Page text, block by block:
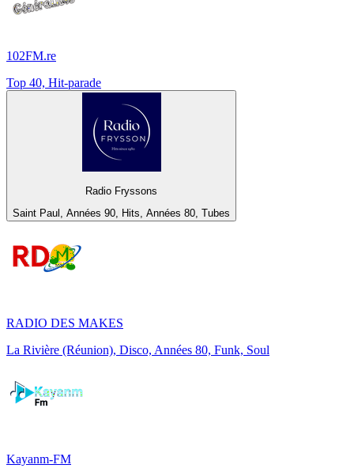
102FM.re
Top 40, Hit-parade
Radio Fryssons
Saint Paul, Années 90, Hits, Années 80, Tubes
RADIO DES MAKES
La Rivière (Réunion), Disco, Années 80, Funk, Soul
Kayanm-FM